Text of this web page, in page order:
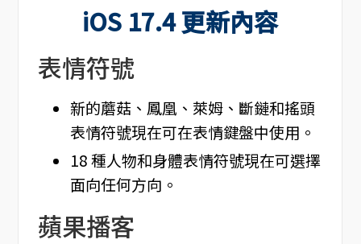
iOS 17.4 更新內容
表情符號
新的蘑菇、鳳凰、萊姆、斷鏈和搖頭
表情符號現在可在表情鍵盤中使用。
18 種人物和身體表情符號現在可選擇
面向任何方向。
蘋果播客